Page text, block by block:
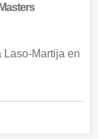
Laso-Martija en